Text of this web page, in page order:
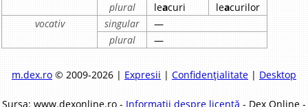
plural
leacuri leacurilor
vocativ
singular
—
plural
—
m.dex.ro© 2009-2026 | Expresii | Confidențialitate| Desktop
Sursa: www.dexonline.ro - Informații despre licență - Dex Online -